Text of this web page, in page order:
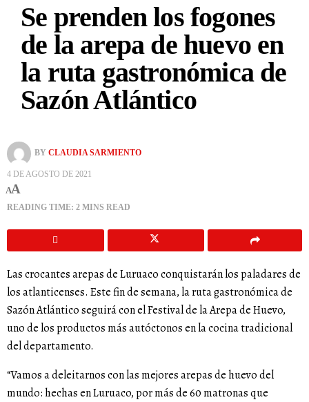
Se prenden los fogones
de la arepa de huevo en
la ruta gastronómica de
Sazón Atlántico
BY CLAUDIA SARMIENTO
4 DE AGOSTO DE 2021
AA
READING TIME: 2 MINS READ
Las crocantes arepas de Luruaco conquistarán los paladares de
los atlanticenses. Este fin de semana, la ruta gastronómica de
Sazón Atlántico seguirá con el Festival de la Arepa de Huevo,
uno de los productos más autóctonos en la cocina tradicional
del departamento.
“Vamos a deleitarnos con las mejores arepas de huevo del
mundo: hechas en Luruaco, por más de 60 matronas que